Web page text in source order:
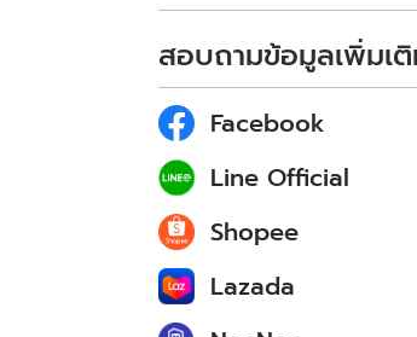
สอบถามข้อมูลเพิ่มเ
Facebook
Line Official
Shopee
Lazada